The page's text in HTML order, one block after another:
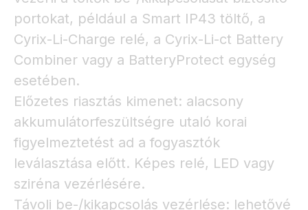
portokat, például a Smart IP43 töltő, a
Cyrix-Li-Charge relé, a Cyrix-Li-ct Battery
Combiner vagy a BatteryProtect egység
esetében.
Előzetes riasztás kimenet: alacsony
akkumulátorfeszültségre utaló korai
figyelmeztetést ad a fogyasztók
leválasztása előtt. Képes relé, LED vagy
sziréna vezérlésére.
Távoli be-/kikapcsolás vezérlése: lehetővé